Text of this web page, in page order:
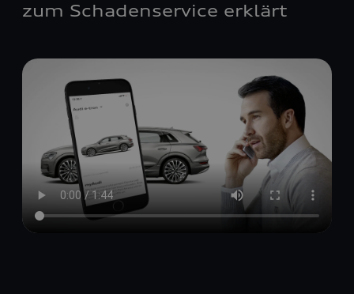
zum Schadenservice erklärt